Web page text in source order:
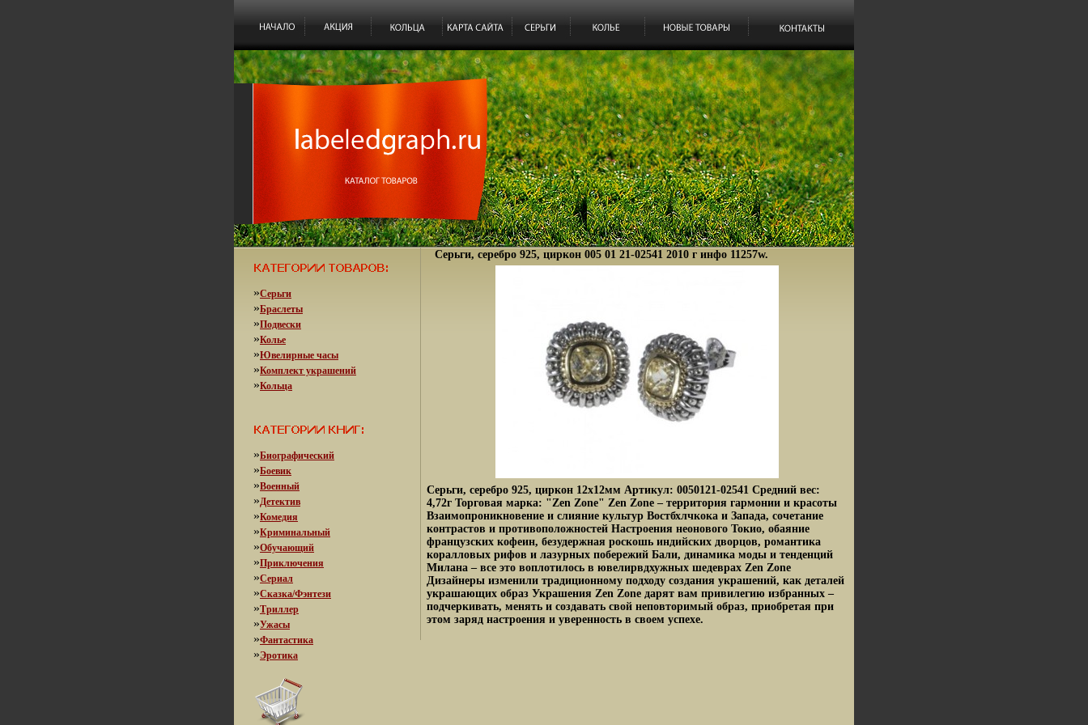
»Серьги
»Браслеты
»Подвески
»Колье
»Ювелирные часы
»Комплект украшений
»Кольца
»Биографический
»Боевик
»Военный
»Детектив
»Комедия
»Криминальный
»Обучающий
»Приключения
»Сериал
»Сказка/Фэнтези
»Триллер
»Ужасы
»Фантастика
»Эротика
Серьги, серебро 925, циркон 005 01 21-02541 2010 г инфо 11257w.
Серьги, серебро 925, циркон 12х12мм Артикул: 0050121-02541 Средний вес:
4,72г Торговая марка: "Zen Zone" Zen Zone – территория гармонии и красоты
Взаимопроникновение и слияние культур Востбхлчкока и Запада, сочетание
контрастов и противоположностей Настроения неонового Токио, обаяние
французских кофеин, безудержная роскошь индийских дворцов, романтика
коралловых рифов и лазурных побережий Бали, динамика моды и тенденций
Милана – все это воплотилось в ювелирвдхужных шедеврах Zen Zone
Дизайнеры изменили традиционному подходу создания украшений, как деталей
украшающих образ Украшения Zen Zone дарят вам привилегию избранных –
подчеркивать, менять и создавать свой неповторимый образ, приобретая при
этом заряд настроения и уверенность в своем успехе.